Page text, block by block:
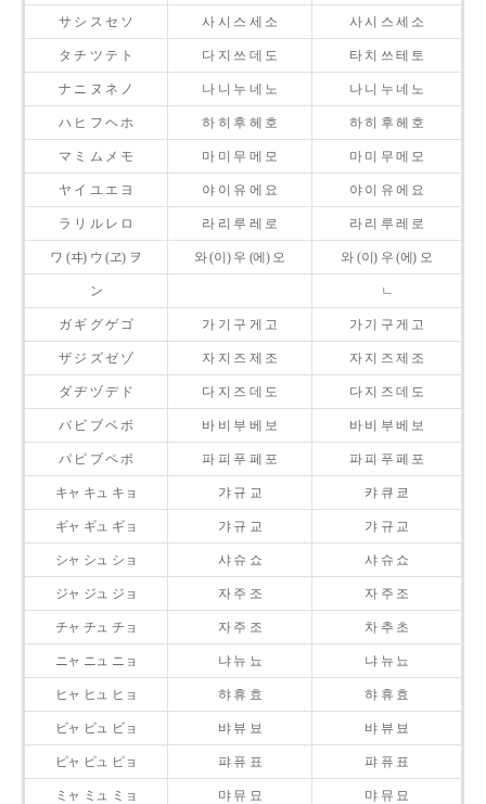
サ シ ス セ ソ 사 시 스 세 소 사 시 스 세 소
タ チ ツ テ ト 다 지 쓰 데 도 타 치 쓰 테 토
ナ ニ ヌ ネ ノ 나 니 누 네 노 나 니 누 네 노
ハ ヒ フ ヘ ホ 하 히 후 헤 호 하 히 후 헤 호
マ ミ ム メ モ 마 미 무 메 모 마 미 무 메 모
ヤ イ ユ エ ヨ 야 이 유 에 요 야 이 유 에 요
ラ リ ル レ ロ 라 리 루 레 로 라 리 루 레 로
ワ (ヰ) ウ (ヱ) ヲ 와 (이) 우 (에) 오 와 (이) 우 (에) 오
ン ㄴ
ガ ギ グ ゲ ゴ 가 기 구 게 고 가 기 구 게 고
ザ ジ ズ ゼ ゾ 자 지 즈 제 조 자 지 즈 제 조
ダ ヂ ヅ デ ド 다 지 즈 데 도 다 지 즈 데 도
バ ビ ブ ベ ボ 바 비 부 베 보 바 비 부 베 보
パ ピ プ ペ ポ 파 피 푸 페 포 파 피 푸 페 포
キャ キュ キョ 갸 규 교 캬 큐 쿄
ギャ ギュ ギョ 갸 규 교 갸 규 교
シャ シュ ショ 샤 슈 쇼 샤 슈 쇼
ジャ ジュ ジョ 자 주 조 자 주 조
チャ チュ チョ 자 주 조 차 추 초
ニャ ニュ ニョ 냐 뉴 뇨 냐 뉴 뇨
ヒャ ヒュ ヒョ 햐 휴 효 햐 휴 효
ビャ ビュ ビョ 뱌 뷰 뵤 뱌 뷰 뵤
ピャ ピュ ピョ 퍄 퓨 표 퍄 퓨 표
ミャ ミュ ミョ 먀 뮤 묘 먀 뮤 묘